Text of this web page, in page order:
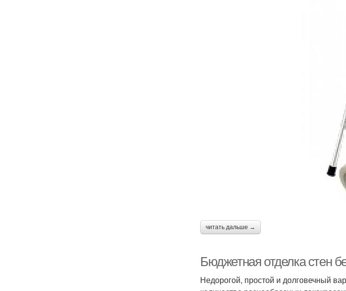
читать дальше →
Бюджетная отделка стен
Недорогой, простой и долговечный